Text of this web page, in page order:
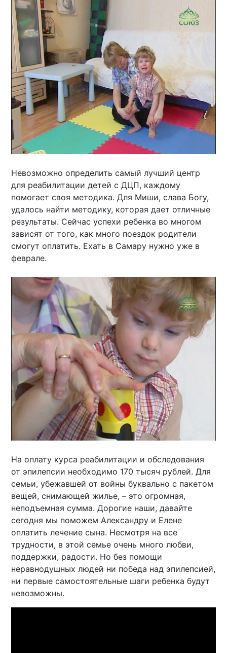
Невозможно определить самый лучший центр
для реабилитации детей с ДЦП, каждому
помогает своя методика. Для Миши, слава Богу,
удалось найти методику, которая дает отличные
результаты. Сейчас успехи ребенка во многом
зависят от того, как много поездок родители
смогут оплатить. Ехать в Самару нужно уже в
феврале.
На оплату курса реабилитации и обследования
от эпилепсии необходимо 170 тысяч рублей. Для
семьи, убежавшей от войны буквально с пакетом
вещей, снимающей жилье, – это огромная,
неподъемная сумма. Дорогие наши, давайте
сегодня мы поможем Александру и Елене
оплатить лечение сына. Несмотря на все
трудности, в этой семье очень много любви,
поддержки, радости. Но без помощи
неравнодушных людей ни победа над эпилепсией,
ни первые самостоятельные шаги ребенка будут
невозможны.